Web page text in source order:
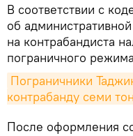
В соответствии с
об
на контрабандиста
пограничного
Пограничники
контрабанду семи
После оформления